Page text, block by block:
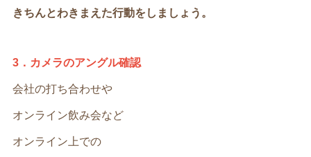
きちんとわきまえた行動をしましょう。
3．カメラのアングル確認
会社の打ち合わせや
オンライン飲み会など
オンライン上での